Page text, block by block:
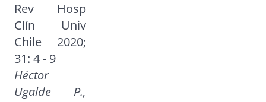
Rev Hosp
Clín Univ
Chile 2020;
31: 4 - 9
Héctor
Ugalde P.,